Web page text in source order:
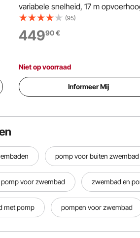
variabele snelheid, 17 m
1.650 W, inbouw-/bovengrondse
zwembadpomp met filtermand,
zelfaanzuigende filterpomp,
bovengrondse zwembaden
(95)
44990€
Niet op voorraad
Informeer Mij
pomp voor buiten zwembad
voor zwembad zwembad en
met pomp pompen voor zwembad